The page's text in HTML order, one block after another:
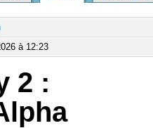
à 12:23
2 :